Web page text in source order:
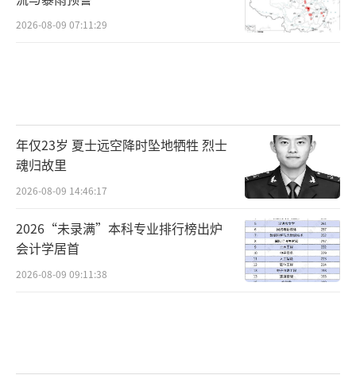
2026-08-09 07:11:29
年仅23岁 夏士远空降时坠地牺牲 烈士
魂归故里
2026-08-09 14:46:17
2026“未录满”本科专业排行榜出炉
会计学居首
2026-08-09 09:11:38